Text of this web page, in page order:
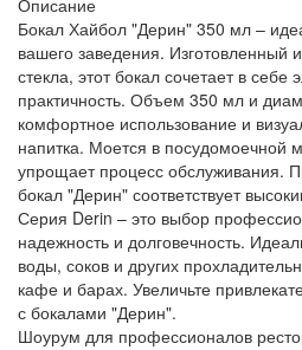
Описание
Бокал Хайбол "Дерин" 350 мл –
вашего заведения. Изготовленный
стекла, этот бокал сочетает в себе
практичность. Объем 350 мл и
комфортное использование и
напитка. Моется в посудомоечной
упрощает процесс обслуживания.
бокал "Дерин" соответствует
Серия Derin – это выбор
надежность и долговечность.
воды, соков и других
кафе и барах. Увеличьте
с бокалами "Дерин".
Шоурум для профессионалов